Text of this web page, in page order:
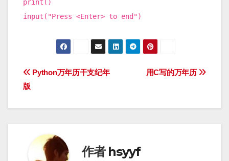
print()
input("Press <Enter> to end")
文
章
航
用C写的万年历
Python万年历干支纪年
版
作者 hsyyf